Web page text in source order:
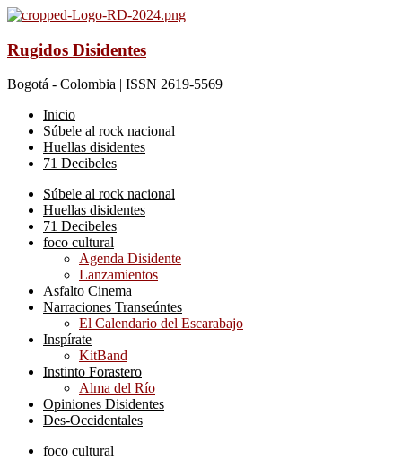
Rugidos Disidentes
Bogotá - Colombia | ISSN 2619-5569
Inicio
Súbele al rock nacional
Huellas disidentes
71 Decibeles
Súbele al rock nacional
Huellas disidentes
71 Decibeles
foco cultural
Agenda Disidente
Lanzamientos
Asfalto Cinema
Narraciones Transeúntes
El Calendario del Escarabajo
Inspírate
KitBand
Instinto Forastero
Alma del Río
Opiniones Disidentes
Des-Occidentales
foco cultural